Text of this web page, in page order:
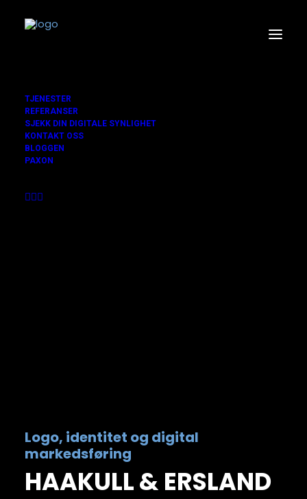
TJENESTER
REFERANSER
SJEKK DIN DIGITALE SYNLIGHET
KONTAKT OSS
BLOGGEN
PAXON
Logo, identitet og digital
markedsføring
HAAKULL& ERSLAND